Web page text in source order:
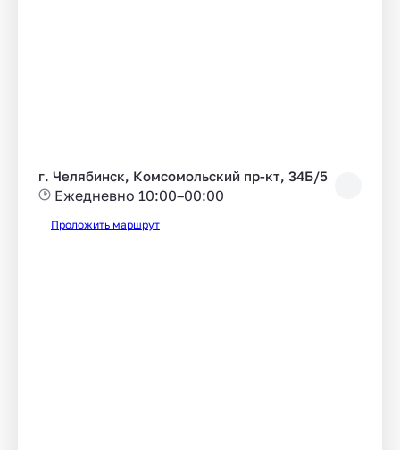
г. Челябинск, Комсомольский пр-кт, 34Б/5
Ежедневно 10:00–00:00
Проложить маршрут